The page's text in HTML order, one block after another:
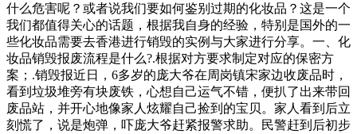
什么危害呢？或者说我们要如何鉴别过期的化妆品？这是一个
我们都值得关心的话题，根据我自身的经验，特别是国外的一
些化妆品需要去香港进行销毁的实例与大家进行分享。一、化
妆品销毁报废流程是什么?.根据对方要求制定对应的保密方
案；.销毁报近日，6多岁的庞大爷在周岗镇宋家边收废品时，
看到垃圾堆旁有块废铁，心想自己运气不错，便扒了出来带回
废品站，并开心地像家人炫耀自己捡到的宝贝。家人看到后立
刻慌了，说是炮弹，吓庞大爷赶紧报警求助。民警赶到后初步